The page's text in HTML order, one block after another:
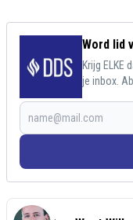
Word lid
Krijg ELKE
je inbox.